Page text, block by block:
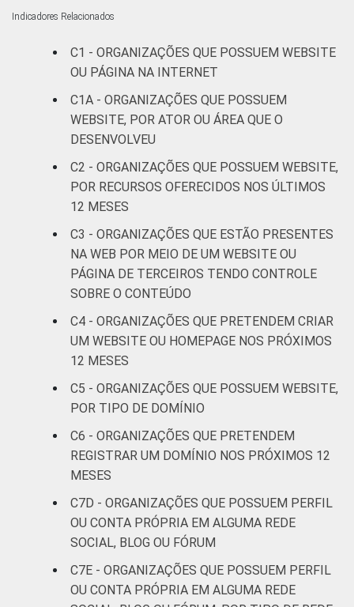
pesquisa
7
Desenvolvimento
e defesa de
Religião 12
assistência
social
8
Fonte: CGI.br/NIC.br, Centro Regional de
Estudos para o Desenvolvimento da
Sociedade da Informação (Cetic.br),
Pesquisa sobre o uso das Tecnologias de
Informação e Comunicação nas organizações
Organizações Sem Fins Lucrativos 2016
Indicadores Relacionados
C1 - ORGANIZAÇÕES QUE POSSUEM WEBSITE
OU PÁGINA NA INTERNET
C1A - ORGANIZAÇÕES QUE POSSUEM
WEBSITE, POR ATOR OU ÁREA QUE O
DESENVOLVEU
C2 - ORGANIZAÇÕES QUE POSSUEM WEBSITE,
POR RECURSOS OFERECIDOS NOS ÚLTIMOS
12 MESES
C3 - ORGANIZAÇÕES QUE ESTÃO PRESENTES
NA WEB POR MEIO DE UM WEBSITE OU
PÁGINA DE TERCEIROS TENDO CONTROLE
SOBRE O CONTEÚDO
C4 - ORGANIZAÇÕES QUE PRETENDEM CRIAR
UM WEBSITE OU HOMEPAGE NOS PRÓXIMOS
12 MESES
C5 - ORGANIZAÇÕES QUE POSSUEM WEBSITE,
POR TIPO DE DOMÍNIO
C6 - ORGANIZAÇÕES QUE PRETENDEM
REGISTRAR UM DOMÍNIO NOS PRÓXIMOS 12
MESES
C7D - ORGANIZAÇÕES QUE POSSUEM PERFIL
OU CONTA PRÓPRIA EM ALGUMA REDE
SOCIAL, BLOG OU FÓRUM
C7E - ORGANIZAÇÕES QUE POSSUEM PERFIL
OU CONTA PRÓPRIA EM ALGUMA REDE